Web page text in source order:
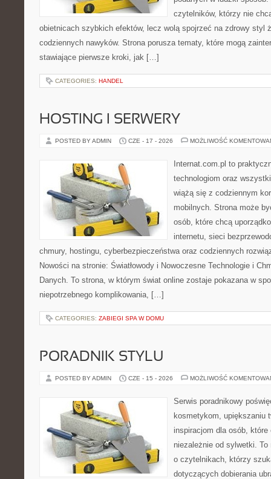
czytelników, którzy nie
obietnicach szybkich efektów, lecz wolą spojrzeć na zdrowy styl
codziennych nawyków. Strona porusza tematy, które mogą
stawiające pierwsze kroki, jak […]
CATEGORIES: HANDEL
HOSTING I SERWERY
POSTED BY ADMIN CZE - 17 - 2026 MOŻLIWOŚĆ
Internat.com.pl to
technologiom oraz
wiążą się z codziennym
mobilnych. Strona może
osób, które chcą
internetu, sieci
chmury, hostingu, cyberbezpieczeństwa oraz codziennych
Nowości na stronie: Światłowody i Nowoczesne Technologie i
Danych. To strona, w którym świat online zostaje pokazana w
niepotrzebnego komplikowania, […]
CATEGORIES: ZABIEGI SPA W DOMU
PORADNIK STYLU
POSTED BY ADMIN CZE - 15 - 2026 MOŻLIWOŚĆ
Serwis poradnikowy
kosmetykom, upiększaniu
inspiracjom dla osób,
niezależnie od sylwetki.
o czytelnikach, którzy
dotyczących dobierania